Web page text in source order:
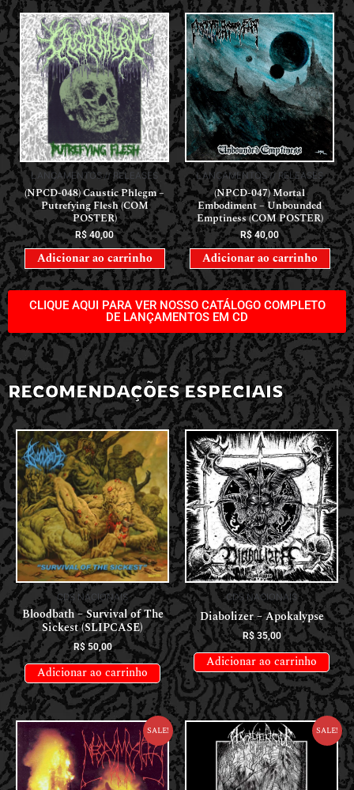
LANÇAMENTOS // RELEASES
(NPCD-048) Caustic Phlegm –
Putrefying Flesh (COM
POSTER)
R$ 40,00
Adicionar ao carrinho
LANÇAMENTOS // RELEASES
(NPCD-047) Mortal
Embodiment – Unbounded
Emptiness (COM POSTER)
R$40,00
Adicionar ao carrinho
CLIQUE AQUI PARA VER NOSSO CATÁLOGO COMPLETO
DE LANÇAMENTOS EM CD
RECOMENDAÇÕES ESPECIAIS
CDS NACIONAIS
Bloodbath – Survival of The
Sickest (SLIPCASE)
R$50,00
Adicionar ao carrinho
CDS NACIONAIS
Diabolizer – Apokalypse
R$35,00
Adicionar ao carrinho
Sale! Sale!